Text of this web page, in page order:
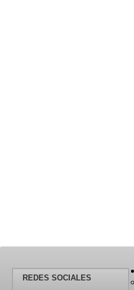
REDES SOCIALES